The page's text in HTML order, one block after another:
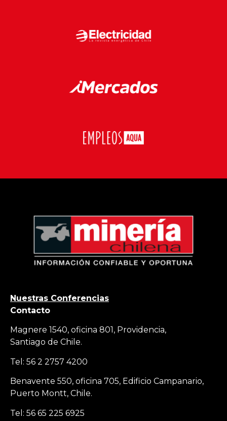
Nuestras Conferencias
Contacto
Magnere 1540, oficina 801, Providencia,
Santiago de Chile.
Tel: 56 2 2757 4200
Benavente 550, oficina 705, Edificio Campanario,
Puerto Montt, Chile.
Tel: 56 65 225 6925